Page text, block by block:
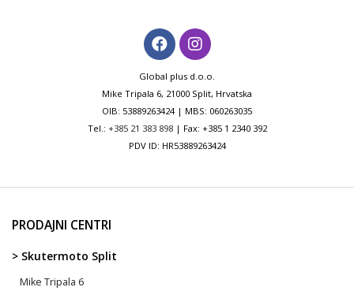
Global plus d.o.o.
Mike Tripala 6, 21000 Split, Hrvatska
OIB: 53889263424 | MBS: 060263035
Tel.: +385 21 383 898| Fax: +385 1 2340 392
PDV ID: HR53889263424
PRODAJNI CENTRI
> Skutermoto Split
Mike Tripala 6